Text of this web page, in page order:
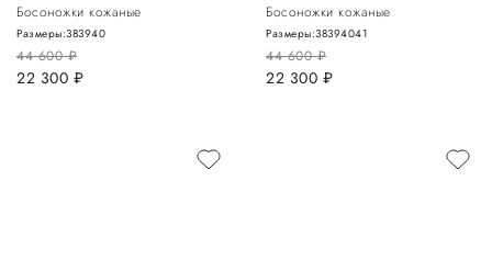
Босоножки кожаные
44 600руб.
22 300 руб.
Размеры:383940
Босоножки кожаные
44 600руб.
22 300 руб.
Размеры:38394041